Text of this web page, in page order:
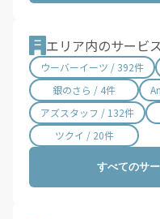
大阪府 / 3,197件
奈良県 / 617件
鳥取県 / 187件
岡山県 / 740件
山口県 / 355件
高知県 / 389件
エリア内のサービ
ウーバーイーツ / 392件
銀のさら / 4件
アズスタッフ / 132件
ツクイ / 20件
すべてのサ